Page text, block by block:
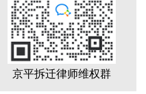
京平拆迁律师维权群